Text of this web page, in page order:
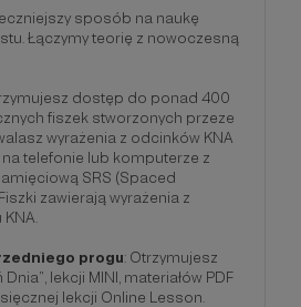
sposób na naukę
Łączymy teorię z nowoczesną
dostęp do ponad 400
fiszek stworzonych przeze
wyrażenia z odcinków KNA
telefonie lub komputerze z
SRS (Spaced
zawierają wyrażenia z
progu: Otrzymujesz
lekcji MINI, materiałów PDF
lekcji Online Lesson.